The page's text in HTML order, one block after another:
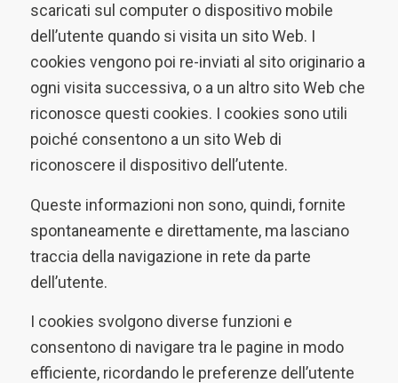
scaricati sul computer o dispositivo mobile
dell’utente quando si visita un sito Web. I
cookies vengono poi re-inviati al sito originario a
ogni visita successiva, o a un altro sito Web che
riconosce questi cookies. I cookies sono utili
poiché consentono a un sito Web di
riconoscere il dispositivo dell’utente.
Queste informazioni non sono, quindi, fornite
spontaneamente e direttamente, ma lasciano
traccia della navigazione in rete da parte
dell’utente.
I cookies svolgono diverse funzioni e
consentono di navigare tra le pagine in modo
efficiente, ricordando le preferenze dell’utente